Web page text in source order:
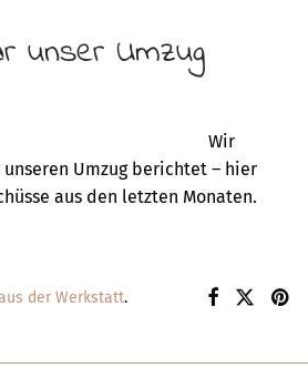
unser Umzug
Wir
Umzug berichtet – hier
aus den letzten Monaten.
der Werkstatt.